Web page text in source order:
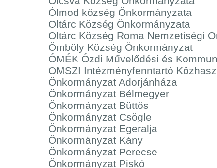
Ólmod község Önkormányzata
Oltárc Község Önkormányzata
Oltárc Község Roma Nemzetiségi
Ömböly Község Önkormányzat
ÓMÉK Ózdi Művelődési és
OMSZI Intézményfenntartó
Önkormányzat Adorjánháza
Önkormányzat Bélmegyer
Önkormányzat Büttös
Önkormányzat Csögle
Önkormányzat Egeralja
Önkormányzat Kány
Önkormányzat Perecse
Önkormányzat Piskó